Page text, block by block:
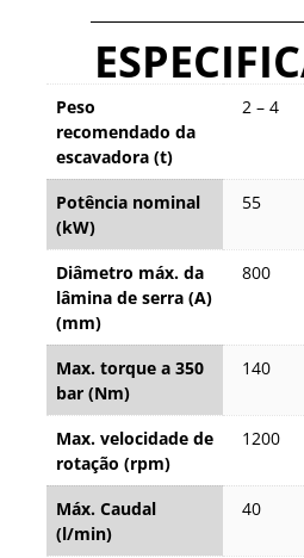
Peso
recomendado da
escavadora (t)
2 – 4
Potência nominal
(kW)
55
Diâmetro máx. da
lâmina de serra (A)
(mm)
800
Max. torque a 350
bar (Nm)
140
Max. velocidade de
rotação (rpm)
1200
Máx. Caudal
(l/min)
40